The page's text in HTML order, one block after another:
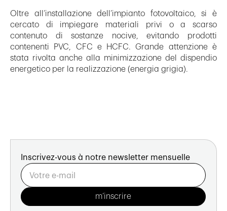
Oltre all’installazione dell’impianto fotovoltaico, si è
cercato di impiegare materiali privi o a scarso
contenuto di sostanze nocive, evitando prodotti
contenenti PVC, CFC e HCFC. Grande attenzione è
stata rivolta anche alla minimizzazione del dispendio
energetico per la realizzazione (energia grigia).
Inscrivez-vous à notre newsletter mensuelle